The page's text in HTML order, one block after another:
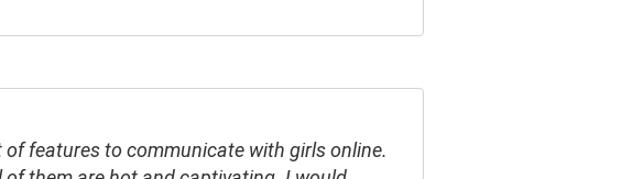
features to communicate with girls online.